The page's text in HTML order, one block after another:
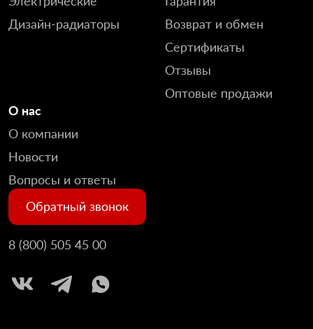
Дизайн-радиаторы
Возврат и обмен
Сертификаты
Отзывы
Оптовые продажи
О нас
О компании
Новости
Вопросы и ответы
Обратный звонок
8 (800) 505 45 00